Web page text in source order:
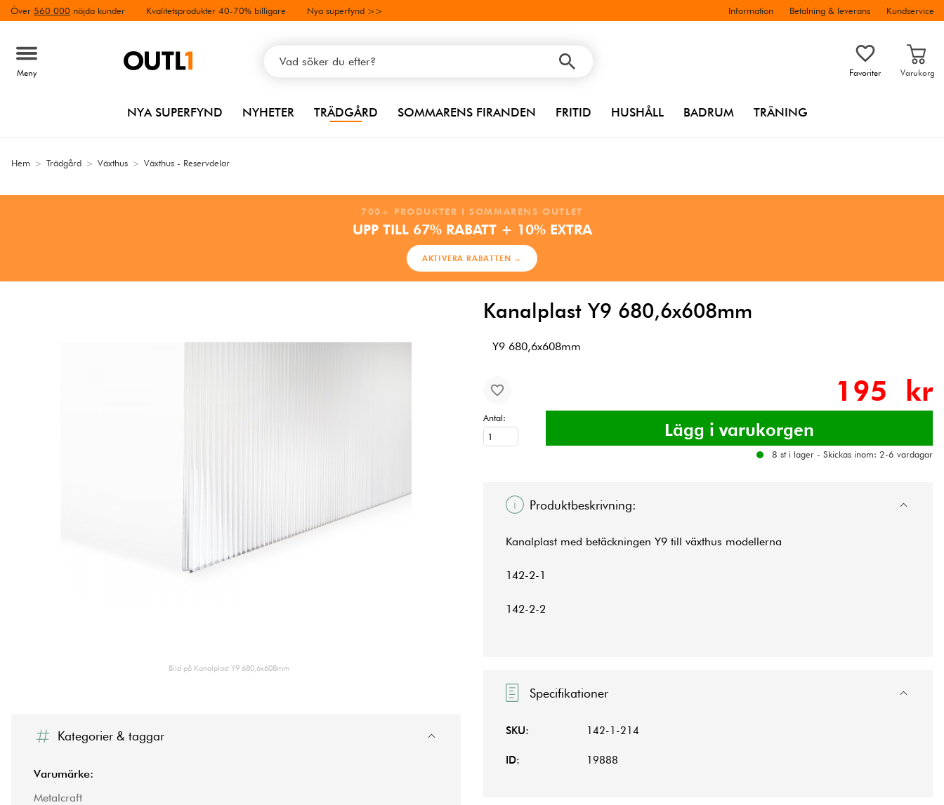
Över 560 000 nöjda kunder Kvalitetsprodukter 40-70% billigare Nya superfynd >> Information Betalning & leverans Kundservice
Meny Favoriter Varukorg
NYA SUPERFYND NYHETER TRÄDGÅRD SOMMARENS FIRANDEN FRITID HUSHÅLL BADRUM TRÄNING
Hem > Trädgård > Växthus > Växthus - Reservdelar
700+ PRODUKTER I SOMMARENS OUTLET
UPP TILL 67% RABATT + 10% EXTRA
AKTIVERA RABATTEN →
Kanalplast Y9 680,6x608mm
Bild på Kanalplast Y9 680,6x608mm
Y9 680,6x608mm
195 kr
Antal:
8 st i lager - Skickas inom: 2-6 vardagar
Produktbeskrivning:
Kanalplast med betäckningen Y9 till växthus modellerna
142-2-1
142-2-2
Specifikationer
SKU: 142-1-214
ID: 19888
Kategorier & taggar
Varumärke:
Metalcraft